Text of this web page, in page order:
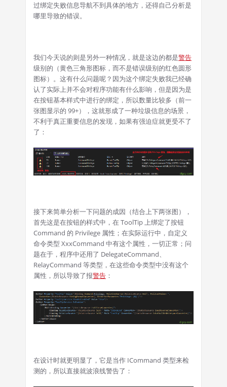
过绑定失败信息导航不到具体的地方，还得自己分析是
哪里导致的错误。
我们今天说的则是另外一种情况，就是这边的都是警告
级别的（黄色三角形图标，而不是错误级别的红色圆形
图标）。这有什么问题呢？因为这个绑定失败我已经确
认了实际上并不会对程序功能有什么影响，但是因为是
在按钮基本样式中进行的绑定，所以数量比较多（前一
张图显示的 99+），这就形成了一种垃圾信息的场景，
不利于真正重要信息的发现，如果有强迫症就更受不了
了：
接下来简单分析一下问题的成因（结合上下两张图），
首先这是在按钮的样式中，在 ToolTip 上绑定了按钮
Command 的 Privilege 属性；在实际运行中，自定义
命令类型 XxxCommand 中有这个属性，一切正常；问
题在于，程序中还用了 DelegateCommand、
RelayCommand 等类型，在这些命令类型中没有这个
属性，所以导致了报警告 ：
在设计时就更明显了，它是当作 ICommand 类型来检
测的，所以直接就波浪线警告了：